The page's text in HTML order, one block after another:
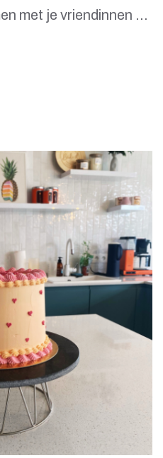
met je vriendinnen …